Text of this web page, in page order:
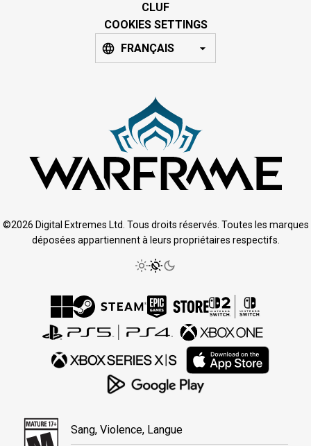
CLUF
COOKIES SETTINGS
FRANÇAIS
©2026 Digital Extremes Ltd. Tous droits réservés. Toutes les marques
déposées appartiennent à leurs propriétaires respectifs.
Sang, Violence, Langue